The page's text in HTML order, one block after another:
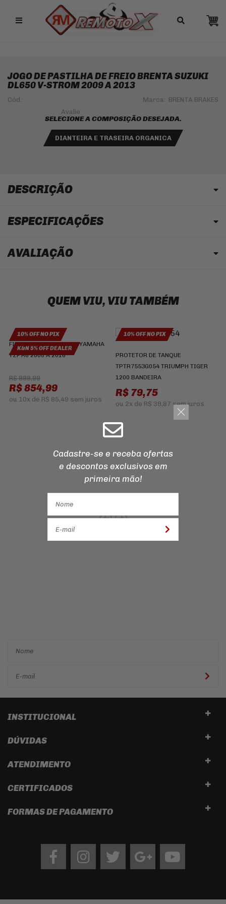
Remotox
10% OFF NO PIX
JOGO DE PASTILHA DE FREIO BRENTA SUZUKI
DL650 V-STROM 2009 A 2013
Cód.: Marca: BRENTA BRAKES
SELECIONE A COMPOSIÇÃO DESEJADA.
DIANTEIRA E TRASEIRA ORGANICA
DESCRIÇÃO
ESPECIFICAÇÕES
AVALIAÇÃO
QUEM VIU, VIU TAMBÉM
10% OFF NO PIX
K&N 5% OFF DEALER
FILTRO AR K&N YA-6008 YAMAHA
YZF R6 2008 A 2016
R$ 899,99
R$ 854,99
ou 10x de R$ 85,49 sem juros
10% OFF NO PIX
PROTETOR DE TANQUE
TPTR7553G054 TRIUMPH TIGER
1200 BANDEIRA
R$ 79,75
ou 2x de R$ 39,87 sem juros
INSTITUCIONAL
DÚVIDAS
ATENDIMENTO
CERTIFICADOS
FORMAS DE PAGAMENTO
FacebookInstagram twitter googleYoutube
Cadastre-se e receba ofertas
e descontos exclusivos em
primeira mão!